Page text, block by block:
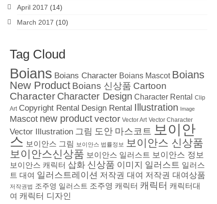
April 2017 (14)
March 2017 (10)
Tag Cloud
Boians Boians Character Boians Mascot Boians
New Product Boians 신상품 Cartoon
Character Character Design Character Rental
Clip
Art Copyright Rental Design Rental Illustration Image
Mascot new productvector Vector Art Vector Character
Vector Illustration 그림 도안 마스코트 보이안
스 보이안스 그림 보이안스 법률정보 보이안스 신상품
보이안스신상품 보이안스 일러스트 보이안스 정보
보이안스 캐릭터 삽화 신상품 이미지 일러스트 일러스
트 대여 일러스트레이션 저작권 대여 저작권 대여상품
저작권법 조주영 일러스트 조주영 캐릭터 캐릭터 캐릭터대
여 캐릭터 디자인